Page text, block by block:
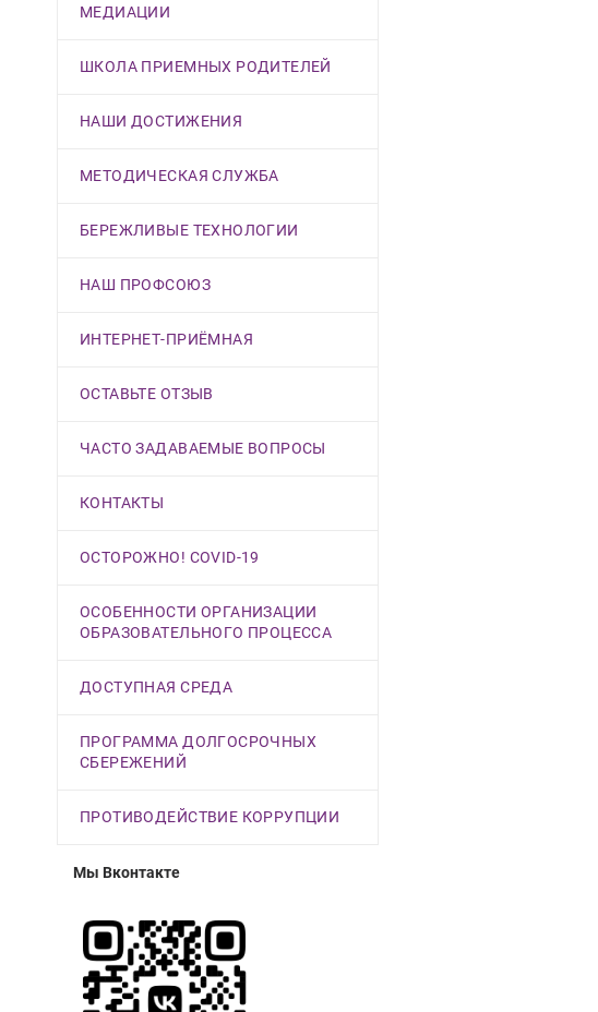
МЕДИАЦИИ
ШКОЛА ПРИЕМНЫХ РОДИТЕЛЕЙ
НАШИ ДОСТИЖЕНИЯ
МЕТОДИЧЕСКАЯ СЛУЖБА
БЕРЕЖЛИВЫЕ ТЕХНОЛОГИИ
НАШ ПРОФСОЮЗ
ИНТЕРНЕТ-ПРИЁМНАЯ
ОСТАВЬТЕ ОТЗЫВ
ЧАСТО ЗАДАВАЕМЫЕ ВОПРОСЫ
КОНТАКТЫ
ОСТОРОЖНО! COVID-19
ОСОБЕННОСТИ ОРГАНИЗАЦИИ
ОБРАЗОВАТЕЛЬНОГО ПРОЦЕССА
ДОСТУПНАЯ СРЕДА
ПРОГРАММА ДОЛГОСРОЧНЫХ
СБЕРЕЖЕНИЙ
ПРОТИВОДЕЙСТВИЕ КОРРУПЦИИ
Мы Вконтакте